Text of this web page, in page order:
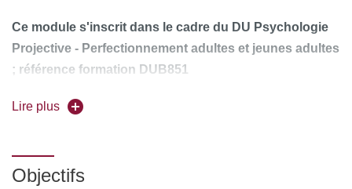
Ce module s'inscrit dans le cadre du DU Psychologie
Projective - Perfectionnement adultes et jeunes adultes
; référence formation DUB851
Responsable de l'enseignement :
Pour vous inscrire, déposez votre candidature sur
Lire plus
Objectifs